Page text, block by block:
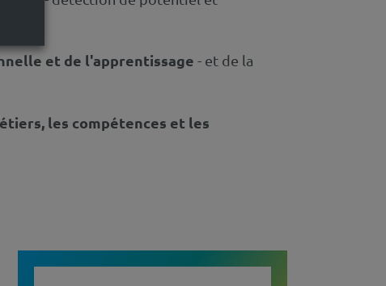
et de l'apprentissage - et de la
les compétences et les